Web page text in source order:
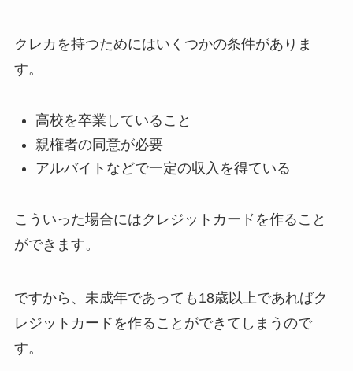
クレカを持つためにはいくつかの条件がありま
す。
高校を卒業していること
親権者の同意が必要
アルバイトなどで一定の収入を得ている
こういった場合にはクレジットカードを作ること
ができます。
ですから、未成年であっても18歳以上であればク
レジットカードを作ることができてしまうので
す。